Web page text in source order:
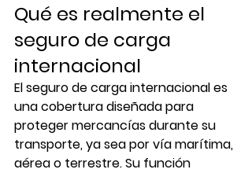
Qué es realmente el
seguro de carga
internacional
El seguro de carga internacional es
una cobertura diseñada para
proteger mercancías durante su
transporte, ya sea por vía marítima,
aérea o terrestre. Su función